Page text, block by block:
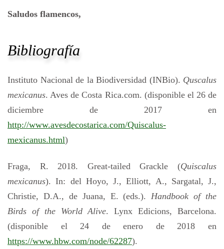
Saludos flamencos,
Bibliografía
Instituto Nacional de la Biodiversidad (INBio). Quscalus
mexicanus. Aves de Costa Rica.com. (disponible el 26 de
diciembre de 2017 en
http://www.avesdecostarica.com/Quiscalus-
mexicanus.html)
Fraga, R. 2018. Great-tailed Grackle (Quiscalus
mexicanus). In: del Hoyo, J., Elliott, A., Sargatal, J.,
Christie, D.A., de Juana, E. (eds.). Handbook of the
Birds of the World Alive. Lynx Edicions, Barcelona.
(disponible el 24 de enero de 2018 en
https://www.hbw.com/node/62287).